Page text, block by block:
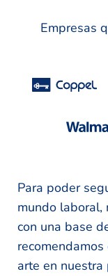
Empresas
Para poder
mundo laboral,
con una base
arte en nuestra